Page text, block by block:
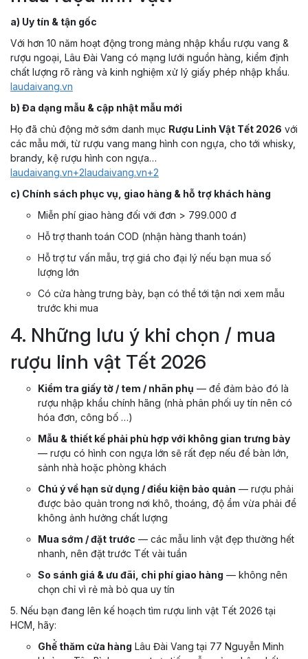
a) Uy tín & tận gốc
Với hơn 10 năm hoạt động trong mảng nhập khẩu rượu vang &
rượu ngoại, Lâu Đài Vang có mạng lưới nguồn hàng, kiểm định
chất lượng rõ ràng và kinh nghiệm xử lý giấy phép nhập khẩu.
laudaivang.vn
b) Đa dạng mẫu & cập nhật mẫu mới
Họ đã chủ động mở sớm danh mục Rượu Linh Vật Tết 2026 với
các mẫu mới, từ rượu vang mang hình con ngựa, cho tới whisky,
brandy, kệ rượu hình con ngựa…
laudaivang.vn+2laudaivang.vn+2
c) Chính sách phục vụ, giao hàng & hỗ trợ khách hàng
Miễn phí giao hàng đối với đơn > 799.000 đ
Hỗ trợ thanh toán COD (nhận hàng thanh toán)
Hỗ trợ tư vấn mẫu, trợ giá cho đại lý nếu bạn mua số
lượng lớn
Có cửa hàng trưng bày, bạn có thể tới tận nơi xem mẫu
trước khi mua
4. Những lưu ý khi chọn / mua
rượu linh vật Tết 2026
Kiểm tra giấy tờ / tem / nhãn phụ — để đảm bảo đó là
rượu nhập khẩu chính hãng (nhà phân phối uy tín nên có
hóa đơn, công bố …)
Mẫu & thiết kế phải phù hợp với không gian trưng bày
— rượu có hình con ngựa lớn sẽ rất đẹp nếu để bàn lớn,
sảnh nhà hoặc phòng khách
Chú ý về hạn sử dụng / điều kiện bảo quản — rượu phải
được bảo quản trong nơi khô, thoáng, độ ẩm vừa phải để
không ảnh hưởng chất lượng
Mua sớm / đặt trước — các mẫu linh vật đẹp thường hết
nhanh, nên đặt trước Tết vài tuần
So sánh giá & ưu đãi, chi phí giao hàng — không nên
chọn chỉ vì rẻ mà bỏ qua uy tín
5. Nếu bạn đang lên kế hoạch tìm rượu linh vật Tết 2026 tại
HCM, hãy:
Ghế̉ thăm cửa hàng Lâu Đài Vang tại 77 Nguyễn Minh